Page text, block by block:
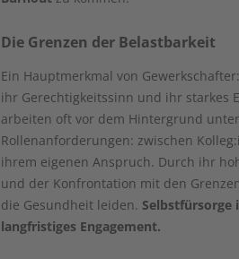
Die Grenzen der Belastbarkeit
Ein Hauptmerkmal von
ihr Gerechtigkeitssinn und ihr starkes
arbeiten oft vor dem Hintergrund
Rollenanforderungen: zwischen
ihrem eigenen Anspruch. Durch ihr
und der Konfrontation mit den
die Gesundheit leiden. Selbstfürsorge
langfristiges Engagement.